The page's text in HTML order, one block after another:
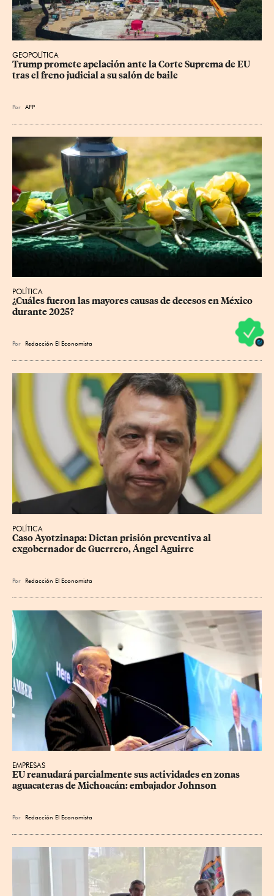
GEOPOLÍTICA
Trump promete apelación ante la Corte Suprema de EU
tras el freno judicial a su salón de baile
Por AFP
POLÍTICA
¿Cuáles fueron las mayores causas de decesos en México
durante 2025?
Por Redacción El Economista
POLÍTICA
Caso Ayotzinapa: Dictan prisión preventiva al
exgobernador de Guerrero, Ángel Aguirre
Por Redacción El Economista
EMPRESAS
EU reanudará parcialmente sus actividades en zonas
aguacateras de Michoacán: embajador Johnson
Por Redacción El Economista